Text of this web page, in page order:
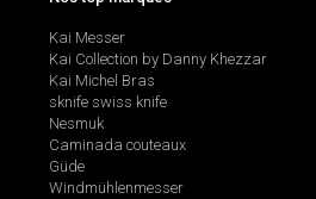
Kai Messer
Kai Collection by Danny Khezzar
Kai Michel Bras
sknife swiss knife
Nesmuk
Caminada couteaux
Güde
Windmühlenmesser